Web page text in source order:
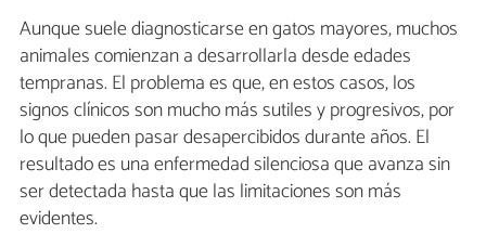
Aunque suele diagnosticarse en gatos mayores, muchos
animales comienzan a desarrollarla desde edades
tempranas. El problema es que, en estos casos, los
signos clínicos son mucho más sutiles y progresivos, por
lo que pueden pasar desapercibidos durante años. El
resultado es una enfermedad silenciosa que avanza sin
ser detectada hasta que las limitaciones son más
evidentes.